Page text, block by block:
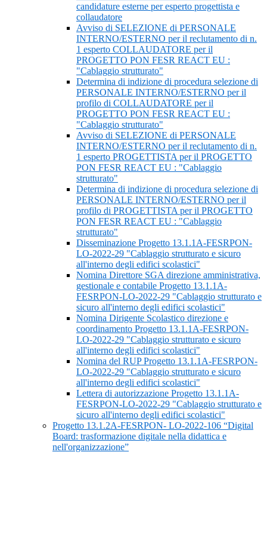
candidature esterne per esperto progettista e
collaudatore
Avviso di SELEZIONE di PERSONALE
INTERNO/ESTERNO per il reclutamento di n.
1 esperto COLLAUDATORE per il
PROGETTO PON FESR REACT EU :
"Cablaggio strutturato"
Determina di indizione di procedura selezione di
PERSONALE INTERNO/ESTERNO per il
profilo di COLLAUDATORE per il
PROGETTO PON FESR REACT EU :
"Cablaggio strutturato"
Avviso di SELEZIONE di PERSONALE
INTERNO/ESTERNO per il reclutamento di n.
1 esperto PROGETTISTA per il PROGETTO
PON FESR REACT EU : "Cablaggio
strutturato"
Determina di indizione di procedura selezione di
PERSONALE INTERNO/ESTERNO per il
profilo di PROGETTISTA per il PROGETTO
PON FESR REACT EU : "Cablaggio
strutturato"
Disseminazione Progetto 13.1.1A-FESRPON-
LO-2022-29 "Cablaggio strutturato e sicuro
all'interno degli edifici scolastici"
Nomina Direttore SGA direzione amministrativa,
gestionale e contabile Progetto 13.1.1A-
FESRPON-LO-2022-29 "Cablaggio strutturato e
sicuro all'interno degli edifici scolastici"
Nomina Dirigente Scolastico direzione e
coordinamento Progetto 13.1.1A-FESRPON-
LO-2022-29 "Cablaggio strutturato e sicuro
all'interno degli edifici scolastici"
Nomina del RUP Progetto 13.1.1A-FESRPON-
LO-2022-29 "Cablaggio strutturato e sicuro
all'interno degli edifici scolastici"
Lettera di autorizzazione Progetto 13.1.1A-
FESRPON-LO-2022-29 "Cablaggio strutturato e
sicuro all'interno degli edifici scolastici"
Progetto 13.1.2A-FESRPON- LO-2022-106 “Digital
Board: trasformazione digitale nella didattica e
nell'organizzazione”